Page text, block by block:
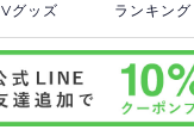
グッズ ランキング